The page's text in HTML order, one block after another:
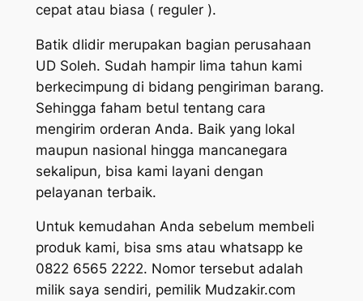
cepat atau biasa ( reguler ).
Batik dlidir merupakan bagian perusahaan
UD Soleh. Sudah hampir lima tahun kami
berkecimpung di bidang pengiriman barang.
Sehingga faham betul tentang cara
mengirim orderan Anda. Baik yang lokal
maupun nasional hingga mancanegara
sekalipun, bisa kami layani dengan
pelayanan terbaik.
Untuk kemudahan Anda sebelum membeli
produk kami, bisa sms atau whatsapp ke
0822 6565 2222. Nomor tersebut adalah
milik saya sendiri, pemilik Mudzakir.com